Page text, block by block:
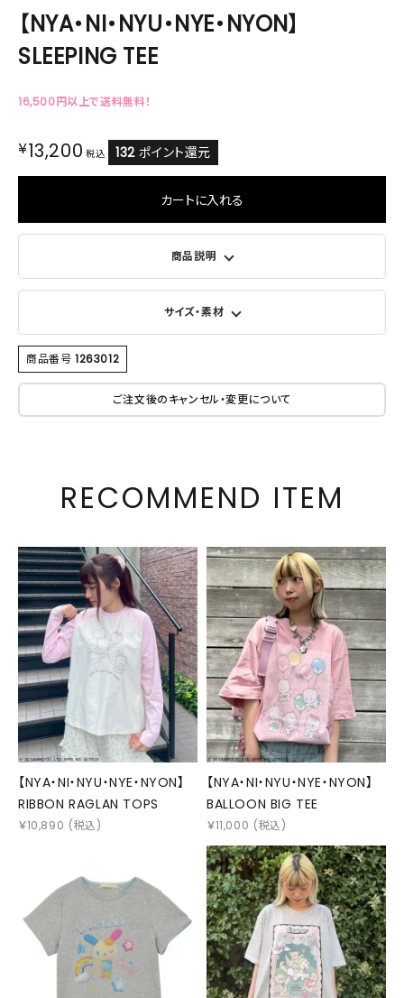
【NYA・NI・NYU・NYE・NYON】
SLEEPING TEE
16,500円以上で送料無料！
¥13,200 税込 132 ポイント還元
カートに入れる
商品説明
サイズ・素材
商品番号 1263012
ご注文後のキャンセル・変更について
RECOMMEND ITEM
【NYA・NI・NYU・NYE・NYON】
RIBBON RAGLAN TOPS
￥10,890 (税込)
【NYA・NI・NYU・NYE・NYON】
BALLOON BIG TEE
￥11,000 (税込)